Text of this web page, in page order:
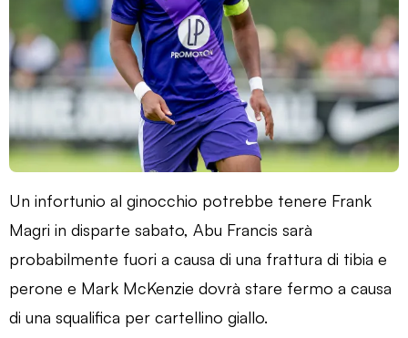
Un infortunio al ginocchio potrebbe tenere Frank
Magri in disparte sabato, Abu Francis sarà
probabilmente fuori a causa di una frattura di tibia e
perone e Mark McKenzie dovrà stare fermo a causa
di una squalifica per cartellino giallo.